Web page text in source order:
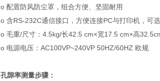
o 配置防风防尘罩，组合方便、坚固耐用
o 含RS-232C通信接口，方便连接PC与打印机，可
o 毛重/尺寸：4.5kg/长42.5 cm×宽17.5 cm×高
o 电源电压：AC100VP~240VP 50HZ/60HZ 欧规
孔隙率测量步骤：